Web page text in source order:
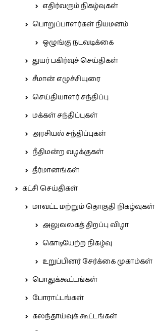
எதிர்வரும் நிகழ்வுகள்
பொறுப்பாளர்கள் நியமனம்
ஒழுங்கு நடவடிக்கை
துயர் பகிர்வுச் செய்திகள்
சீமான் எழுச்சியுரை
செய்தியாளர் சந்திப்பு
மக்கள் சந்திப்புகள்
அரசியல் சந்திப்புகள்
நீதிமன்ற வழக்குகள்
தீர்மானங்கள்
கட்சி செய்திகள்
மாவட்ட மற்றும் தொகுதி நிகழ்வுகள்
அலுவலகத் திறப்பு விழா
கொடியேற்ற நிகழ்வு
உறுப்பினர் சேர்க்கை முகாம்கள்
பொதுக்கூட்டங்கள்
போராட்டங்கள்
கலந்தாய்வுக் கூட்டங்கள்